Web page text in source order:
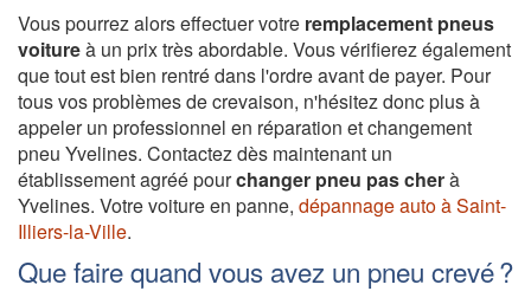
Vous pourrez alors effectuer votre remplacement pneus
voitureà un prix très abordable. Vous vérifierez également
que tout est bien rentré dans l'ordre avant de payer. Pour
tous vos problèmes de crevaison, n'hésitez donc plus à
appeler un professionnel en réparation et changement
pneu Yvelines. Contactez dès maintenant un
établissement agréé pourchanger pneu pas cherà
Yvelines. Votre voiture en panne, dépannage auto à Saint-
Illiers-la-Ville.
Que faire quand vous avez un pneu crevé ?